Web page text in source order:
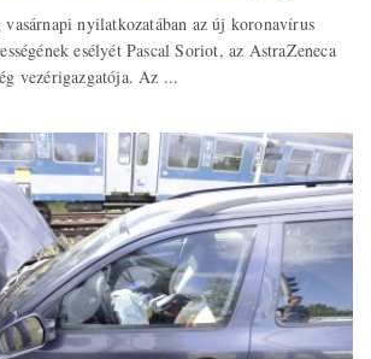
nyilatkozatában az új koronavírus
esélyét Pascal Soriot, az AstraZeneca
vezérigazgatója. Az ...